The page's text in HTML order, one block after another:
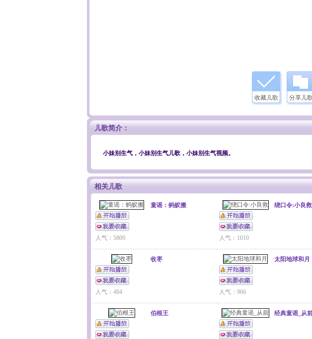
收藏儿歌 分享儿歌
儿歌简介：
小妹别生气，小妹别生气儿歌，小妹别生气视频。
相关儿歌
童谣：蚂蚁搬
人气：5809
绕口令:小良救
人气：1010
收枣
人气：484
太阳地球和月
人气：966
伯根王 经典童谣_从